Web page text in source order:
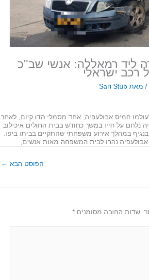
ליד רמאללה: אנשי שב"כ
רכב ישראלי
/ מאת Sari Stub
חמיס אבולעפיה, אחד מסמלי הדו קיום, לאחר
נלחם על חייו במשך כחודש בבית החולים איכילוב
במהלך אירוע משפחתי שהתקיים בביתו ביפו.
נהרו לבית המשפחה מאות אנשים,
הפוסט הבא ←
שדות החובה מסומנים *